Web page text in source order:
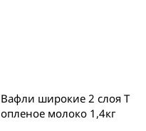
Вафли широкие 2 слоя Т
опленое молоко 1,4кг